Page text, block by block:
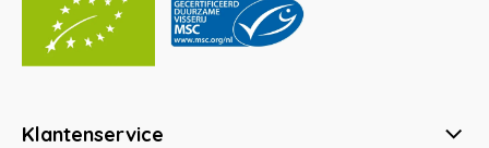
Klantenservice